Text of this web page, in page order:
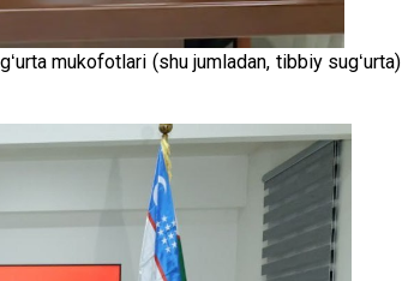
mukofotlari (shu jumladan, tibbiy sugʻurta)